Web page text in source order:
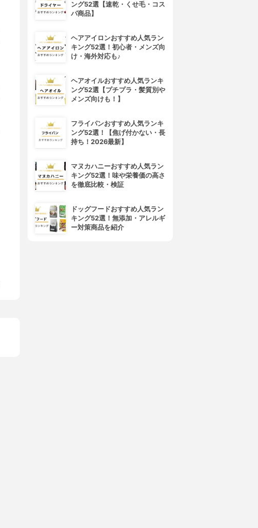
ング52選【速乾・くせ毛・コス
パ商品】
ヘアアイロンおすすめ人気ラン
キング52選！初心者・メンズ向
け・海外対応も♪
ヘアオイルおすすめ人気ランキ
ング52選【プチプラ・髪質別や
メンズ向けも！】
フライパンおすすめ人気ランキ
ング52選！【焦げ付かない・長
持ち！2026最新】
マヌカハニーおすすめ人気ラン
キング52選！味や栄養価の高さ
を徹底比較・検証
ドッグフードおすすめ人気ラン
キング52選！無添加・アレルギ
ー対策商品を紹介